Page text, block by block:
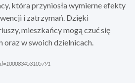
która przyniosła wymierne efekty
i zatrzymań. Dzięki
mieszkańcy mogą czuć się
oraz w swoich dzielnicach.